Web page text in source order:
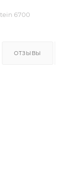
6700
ОТЗЫВЫ